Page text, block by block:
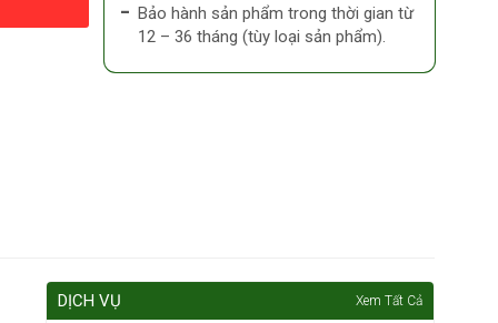
Bảo hành sản phẩm trong thời gian từ
12 – 36 tháng (tùy loại sản phẩm).
DỊCH VỤ Xem Tất Cả